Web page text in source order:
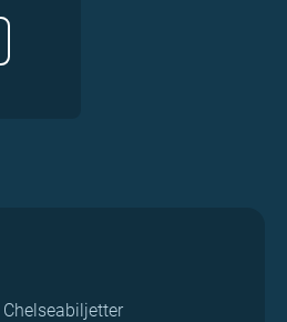
Chelseabiljetter